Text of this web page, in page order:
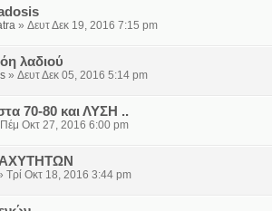
» Δευτ Δεκ 19, 2016 7:15 pm
λαδιού
» Δευτ Δεκ 05, 2016 5:14 pm
70-80 και ΛΥΣΗ ..
Οκτ 27, 2016 6:00 pm
Τρί Οκτ 18, 2016 3:44 pm